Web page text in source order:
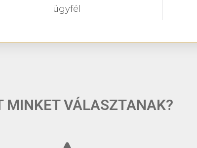
ügyfél
MINKET VÁLASZTANAK?